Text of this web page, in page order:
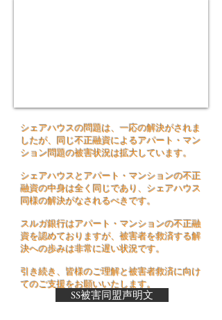
シェアハウスの問題は、一応の解決がされま
したが、同じ不正融資によるアパート・マン
ション問題の被害状況は拡大しています。
シェアハウスとアパート・マンションの不正
融資の中身は全く同じであり、シェアハウス
同様の解決がなされるべきです。
スルガ銀行はアパート・マンションの不正融
資を認めておりますが、被害者を救済する解
決への歩みは非常に遅い状況です。
引き続き、皆様のご理解と被害者救済に向け
てのご支援をお願いいたします。
SS被害同盟声明文